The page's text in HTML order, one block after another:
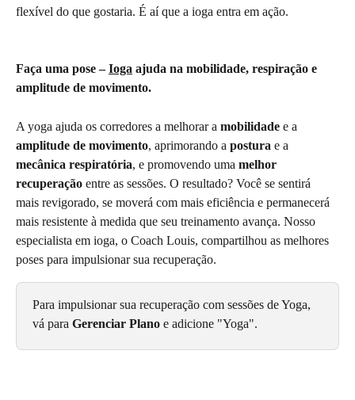
flexível do que gostaria. É aí que a ioga entra em ação.
Faça uma pose – Ioga ajuda na mobilidade, respiração e
amplitude de movimento.
A yoga ajuda os corredores a melhorar a mobilidade e a
amplitude de movimento, aprimorando a postura e a
mecânica respiratória, e promovendo uma melhor
recuperação entre as sessões. O resultado? Você se sentirá
mais revigorado, se moverá com mais eficiência e permanecerá
mais resistente à medida que seu treinamento avança. Nosso
especialista em ioga, o Coach Louis, compartilhou as melhores
poses para impulsionar sua recuperação.
Para impulsionar sua recuperação com sessões de Yoga,
vá para Gerenciar Plano e adicione "Yoga".